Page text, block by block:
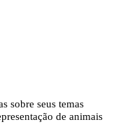
sobre seus temas
de animais